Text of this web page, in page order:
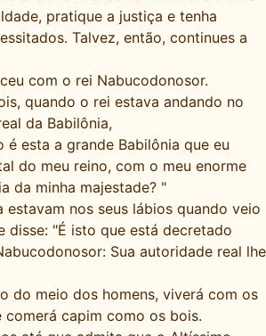
pratique a justiça e tenha
Talvez, então, continues a
com o rei Nabucodonosor.
quando o rei estava andando no
da Babilônia,
é esta a grande Babilônia que eu
do meu reino, com o meu enorme
da minha majestade? "
estavam nos seus lábios quando veio
disse: "É isto que está decretado
Sua autoridade real lhe
do meio dos homens, viverá com os
comerá capim como os bois.